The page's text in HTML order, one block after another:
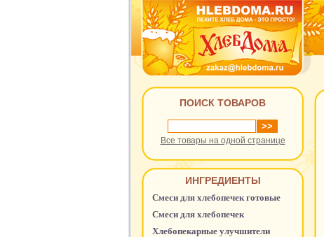
ПОИСК ТОВАРОВ
Все товары на одной странице
ИНГРЕДИЕНТЫ
Смеси для хлебопечек готовые
Смеси для хлебопечек
Хлебопекарные улучшители